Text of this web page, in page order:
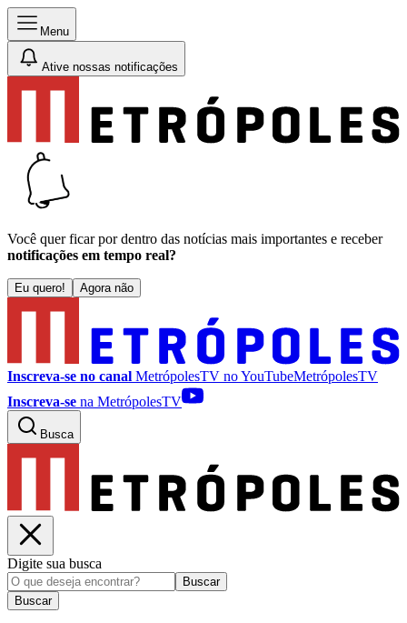
Menu
Ative nossas notificações
Você quer ficar por dentro das notícias mais importantes e receber
notificações em tempo real?
Eu quero! Agora não
Inscreva-se no canal MetrópolesTV noYouTubeMetrópolesTV
Inscreva-se na MetrópolesTV
Busca
Digite sua busca
Buscar
Buscar